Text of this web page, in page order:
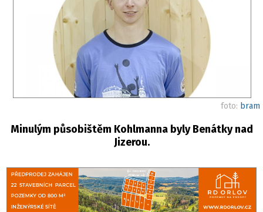
foto: bram
Minulým působištěm Kohlmanna byly Benátky nad
Jizerou.